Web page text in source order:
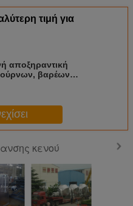
τιμή για
αποξηραντική
βαρέων
κενού